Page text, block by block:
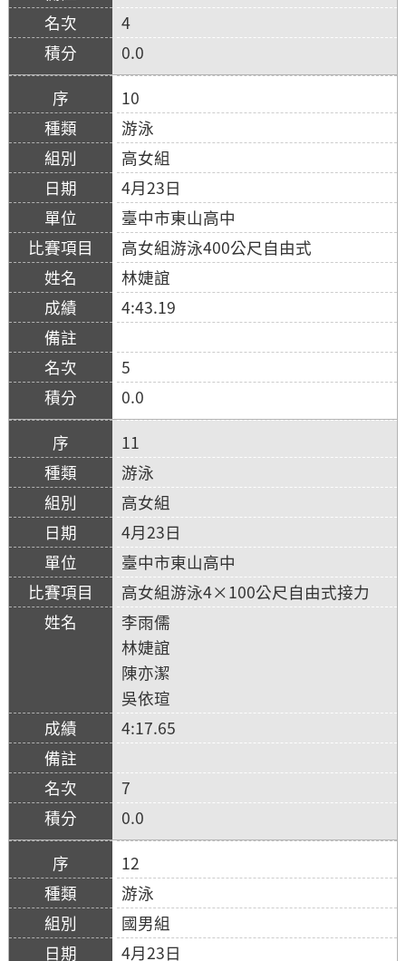
4
0.0
10
游泳
高女組
4月23日
臺中市東山高中
高女組游泳400公尺自由式
林婕誼
4:43.19
5
0.0
11
游泳
高女組
4月23日
臺中市東山高中
高女組游泳4×100公尺自由式接力
李雨儒
林婕誼
陳亦潔
吳依瑄
4:17.65
7
0.0
12
游泳
國男組
4月23日